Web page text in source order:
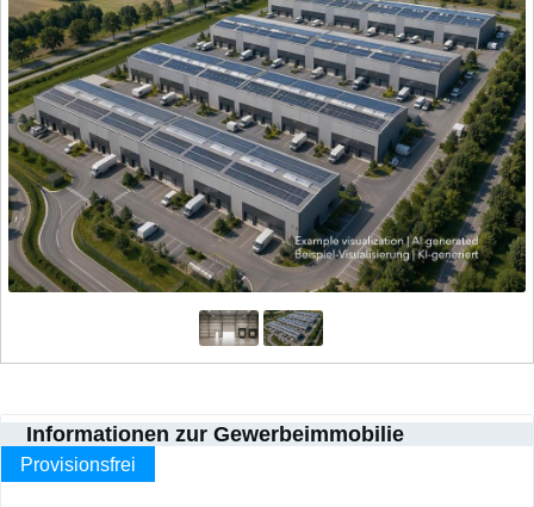
Informationen zur Gewerbeimmobilie
Provisionsfrei